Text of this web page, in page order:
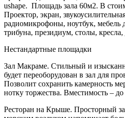
ushape. Площадь зала 60м2. В
Проектор, экран,
радиомикрофоны, ноутбук, мебель
трибуна, президиум, столы,
Нестандартные площадки
Зал Макраме. Стильный и
будет переоборудован в зал для
Позволит сохранить камерность
нотку торжества. Вместимость – до
Ресторан на Крыше. Просторный